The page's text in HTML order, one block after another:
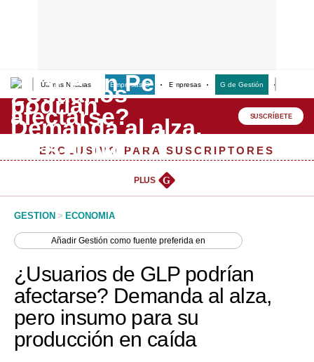
Últimas Noticias Empresas G Empresas G de Gestión
Lo último
Peru Quiosco
Management & Empleo
Perú
Política
Tu Dinero
SUSCRÍBETE
EXCLUSIVO PARA SUSCRIPTORES
PLUS G
GESTION > ECONOMIA
AñadirGestión como fuente preferida en
¿Usuarios de GLP podrían
afectarse? Demanda al alza,
pero insumo para su
producción en caída